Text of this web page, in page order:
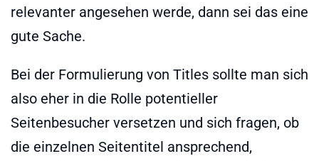
relevanter angesehen werde, dann sei das eine
gute Sache.
Bei der Formulierung von Titles sollte man sich
also eher in die Rolle potentieller
Seitenbesucher versetzen und sich fragen, ob
die einzelnen Seitentitel ansprechend,